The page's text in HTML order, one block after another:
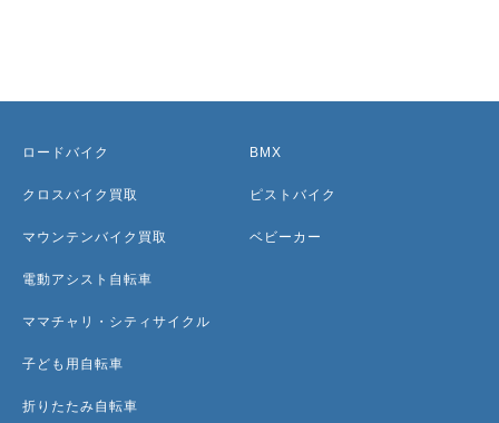
ロードバイク
クロスバイク買取
マウンテンバイク買取
電動アシスト自転車
ママチャリ・シティサイクル
子ども用自転車
折りたたみ自転車
BMX
ピストバイク
ベビーカー